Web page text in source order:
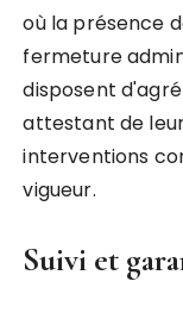
où la présence
fermeture
disposent
attestant de
interventions
vigueur.
Suivi et